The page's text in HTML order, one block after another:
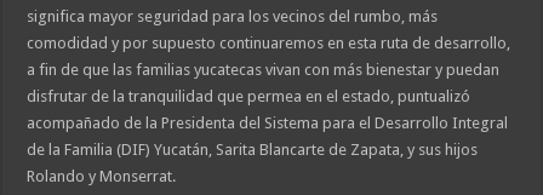
significa mayor seguridad para los vecinos del rumbo, más
comodidad y por supuesto continuaremos en esta ruta de desarrollo,
a fin de que las familias yucatecas vivan con más bienestar y puedan
disfrutar de la tranquilidad que permea en el estado, puntualizó
acompañado de la Presidenta del Sistema para el Desarrollo Integral
de la Familia (DIF) Yucatán, Sarita Blancarte de Zapata, y sus hijos
Rolando y Monserrat.